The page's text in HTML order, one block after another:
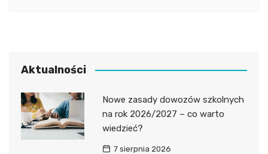
Aktualności
Nowe zasady dowozów szkolnych
na rok 2026/2027 – co warto
wiedzieć?
7 sierpnia 2026